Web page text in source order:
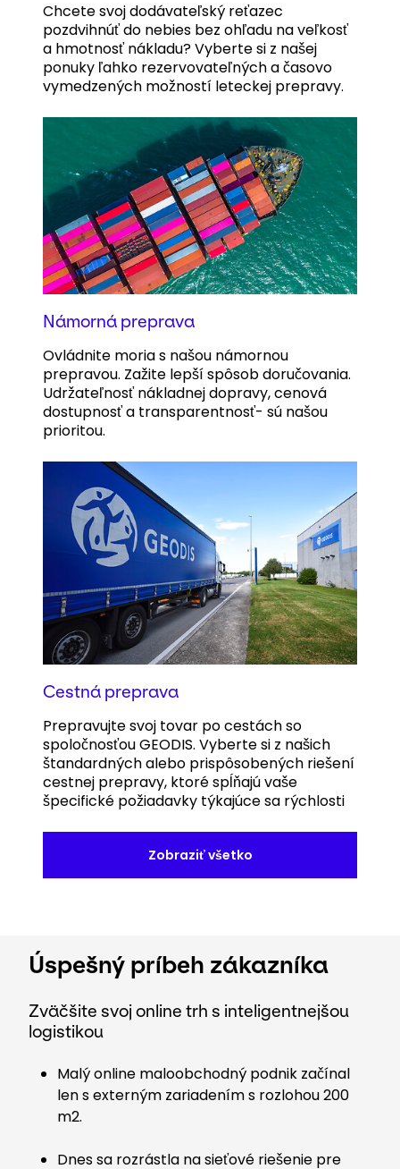
Chcete svoj dodávateľský reťazec
pozdvihnúť do nebies bez ohľadu na veľkosť
a hmotnosť nákladu? Vyberte si z našej
ponuky ľahko rezervovateľných a časovo
vymedzených možností leteckej prepravy.
Námorná preprava
Ovládnite moria s našou námornou
prepravou. Zažite lepší spôsob doručovania.
Udržateľnosť nákladnej dopravy, cenová
dostupnosť a transparentnosť- sú našou
prioritou.
Cestná preprava
Prepravujte svoj tovar po cestách so
spoločnosťou GEODIS. Vyberte si z našich
štandardných alebo prispôsobených riešení
cestnej prepravy, ktoré spĺňajú vaše
špecifické požiadavky týkajúce sa rýchlosti
Zobraziť všetko
Úspešný príbeh zákazníka
Zväčšite svoj online trh s inteligentnejšou
logistikou
Malý online maloobchodný podnik začínal
len s externým zariadením s rozlohou 200
m2.
Dnes sa rozrástla na sieťové riešenie pre